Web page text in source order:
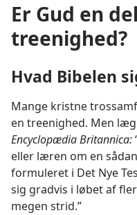
Er Gud en
treenighed?
Hvad Bibelen
Mange kristne
en treenighed. Men
Encyclopædia Britannica:
eller læren om en
formuleret i Det Nye
sig gradvis i løbet af
megen strid.”